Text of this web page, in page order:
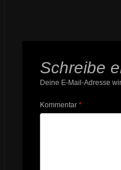
Schreibe
Deine E-Mail-Adresse
Kommentar *